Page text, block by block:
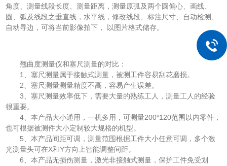
角度、测量线段长度、测量距离，测量原弧及两个圆偏心、画线、
圆、弧及线段之垂直线，水平线，修改线段、标注尺寸、自动检测、
自动寻边，可将当前影像拍下， 以图片格式储存。
翘曲度测量仪和塞尺测量的对比：
1、塞尺测量属于接触式测量，被测工件容易刮花磨损。
2、塞尺测量测量精度不高，容易产生误差。
3、塞尺测量效率低下，需要大量的熟练工人，测量工人的经验
很重要。
4、本产品大小通用，一机多用，可测量200*120范围以内零件，
也可根据被测件大小定制较大规格的机型。
5、本产品间距可调，测量范围根据工件大小任意可调，多个激
光测量头可在X和Y方向上智能调整间距。
6、本产品无损伤测量，激光非接触式测量，保护工件免受划